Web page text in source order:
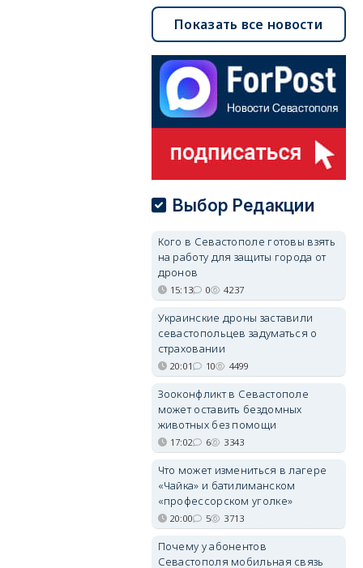
Показать все новости
Выбор Редакции
Кого в Севастополе готовы взять
на работу для защиты города от
дронов
15:13 0 4237
Украинские дроны заставили
севастопольцев задуматься о
страховании
20:01 10 4499
Зооконфликт в Севастополе
может оставить бездомных
животных без помощи
17:02 6 3343
Что может измениться в лагере
«Чайка» и батилиманском
«профессорском уголке»
20:00 5 3713
Почему у абонентов
Севастополя мобильная связь